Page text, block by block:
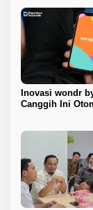
Hukum
Inovasi wondr
Canggih Ini